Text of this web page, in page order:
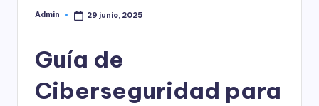
Publicado
Admin 29 junio, 2025
Guía de
Ciberseguridad para